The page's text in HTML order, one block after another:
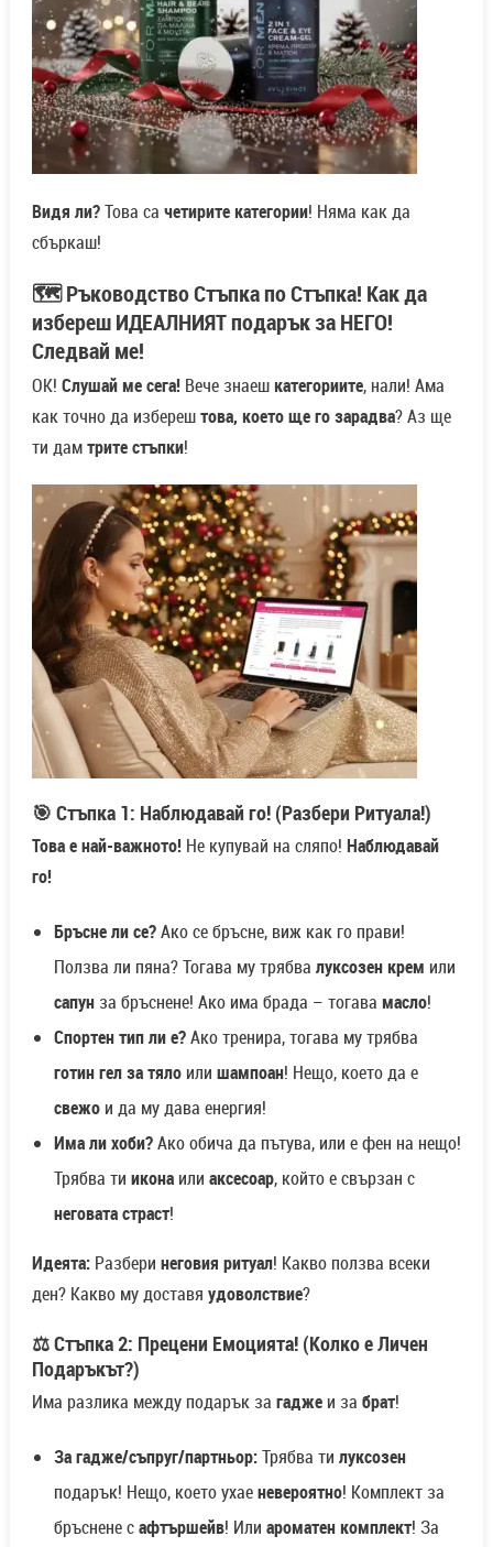
Видя ли?Това са четирите категории! Няма как да
сбъркаш!
🗺️ Ръководство Стъпка по Стъпка! Как да
избереш ИДЕАЛНИЯТ подарък за НЕГО!
Следвай ме!
ОК! Слушай ме сега! Вече знаешкатегориите, нали! Ама
как точно да изберештова, което ще го зарадва? Аз ще
ти дамтрите стъпки!
🎯 Стъпка 1: Наблюдавай го! (Разбери Ритуала!)
Това е най-важното! Не купувай на сляпо! Наблюдавай
го!
Бръсне ли се?Ако се бръсне, виж как го прави!
Ползва ли пяна? Тогава му трябва луксозен крем или
сапунза бръснене! Ако има брада – тогава масло!
Спортен тип ли е?Ако тренира, тогава му трябва
готингел за тялоили шампоан! Нещо, което да е
свежои да му дава енергия!
Има ли хоби?Ако обича да пътува, или е фен на нещо!
Трябва ти иконаили аксесоар, който е свързан с
неговата страст!
Идеята:Разбери неговия ритуал! Какво ползва всеки
ден? Какво му доставя удоволствие?
⚖️ Стъпка 2: Прецени Емоцията! (Колко е Личен
Подаръкът?)
Има разлика между подарък за гаджеи за брат!
За гадже/съпруг/партньор:Трябва ти луксозен
подарък! Нещо, което ухаеневероятно! Комплект за
бръснене сафтършейв! Или ароматен комплект! За